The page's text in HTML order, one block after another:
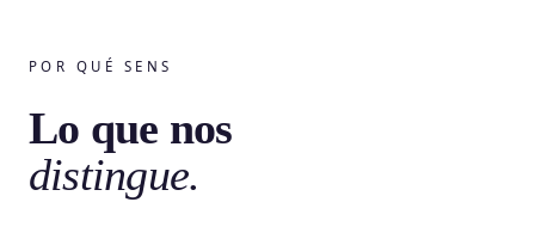
POR QUÉ SENS
Lo que nos
distingue.